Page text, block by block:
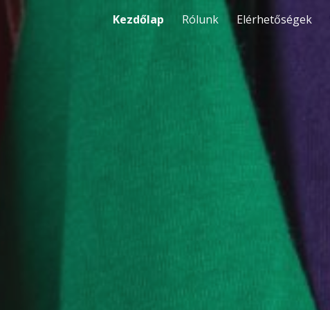
Skip to navigation
Kezdőlap Rólunk Elérhetőségek